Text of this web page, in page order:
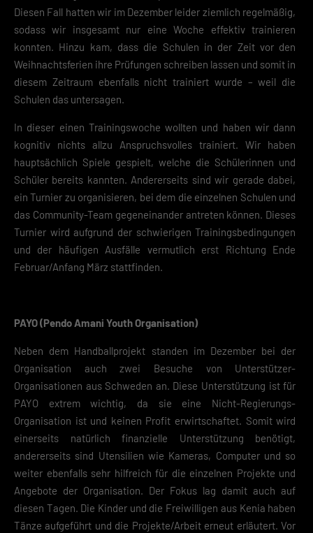
Diesen Fall hatten wir im Dezember leider ziemlich regelmäßig,
sodass wir insgesamt nur eine Woche effektiv trainieren
konnten. Hinzu kam, dass die Schulen in der Zeit vor den
Weihnachtsferien ihre Prüfungen schreiben lassen und somit in
diesem Zeitraum ebenfalls nicht trainiert wurde – weil die
Schulen das untersagen.
In dieser einen Trainingswoche wollten und haben wir dann
kognitiv nichts allzu Anspruchsvolles trainiert. Wir haben
hauptsächlich Spiele gespielt, welche die Schülerinnen und
Schüler bereits kannten. Andererseits sind wir gerade dabei,
ein Turnier zu organisieren, bei dem die einzelnen Schulen und
das Community-Team gegeneinander antreten können. Dieses
Turnier wird aufgrund der schwierigen Trainingsbedingungen
und der häufigen Ausfälle vermutlich erst Richtung Ende
Februar/Anfang März stattfinden.
PAYO (Pendo Amani Youth Organisation)
Neben dem Handballprojekt standen im Dezember bei der
Organisation auch zwei Besuche von Unterstützer-
Organisationen aus Schweden an. Diese Unterstützung ist für
PAYO extrem wichtig, da sie eine Nicht-Regierungs-
Organisation ist und keinen Profit erwirtschaftet. Somit wird
einerseits natürlich finanzielle Unterstützung benötigt,
andererseits sind Utensilien wie Kameras, Computer und so
weiter ebenfalls sehr hilfreich für die einzelnen Projekte und
Angebote der Organisation. Der Fokus lag damit auch auf
diesen Tagen. Die Kinder und die Freiwilligen aus Kenia haben
Tänze aufgeführt und die Projekte/Arbeit erneut erläutert. Vor